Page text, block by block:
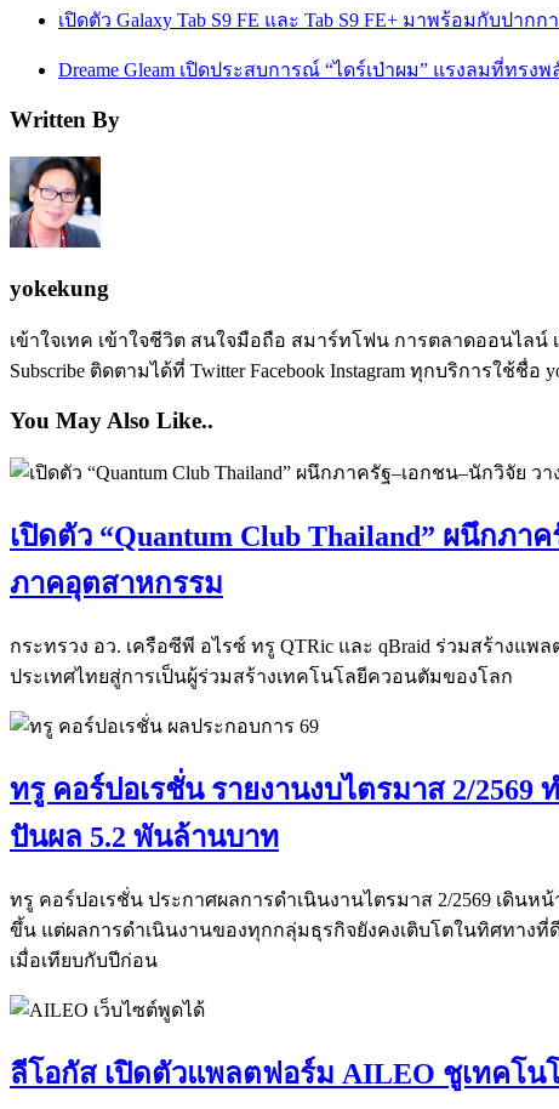
เปิดตัว Galaxy Tab S9 FE และ Tab S9 FE+ มาพร้อมกับปาก
Dreame Gleam เปิดประสบการณ์ “ไดร์เป่าผม” แรงลมที่ทรง
Written By
yokekung
เข้าใจเทค เข้าใจชีวิต สนใจมือถือ สมาร์ทโฟน การตลาดออนไลน์ เป็
Subscribe ติดตามได้ที่ Twitter Facebook Instagram ทุกบริการใช้ชื่อ
You May Also Like..
เปิดตัว “Quantum Club Thailand” ผนึกภ
ภาคอุตสาหกรรม
กระทรวง อว. เครือซีพี อไรซ์ ทรู QTRic และ qBraid ร่วมสร้างแ
ประเทศไทยสู่การเป็นผู้ร่วมสร้างเทคโนโลยีควอนตัมของโลก
ทรู คอร์ปอเรชั่น รายงานงบไตรมาส 2/
ปันผล 5.2 พันล้านบาท
ทรู คอร์ปอเรชั่น ประกาศผลการดำเนินงานไตรมาส 2/2569 เดิน
ขึ้น แต่ผลการดำเนินงานของทุกกลุ่มธุรกิจยังคงเติบโตในทิศทาง
เมื่อเทียบกับปีก่อน
ลีโอกัส เปิดตัวแพลตฟอร์ม AILEO ชูเทคโน